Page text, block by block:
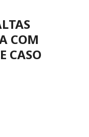
COM
CASO